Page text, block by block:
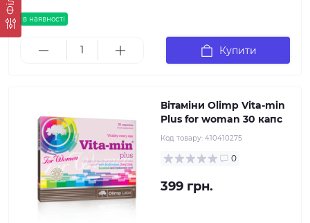
в наявності
Купити
Вітаміни Olimp Vita-min
Plus for woman 30 капс
Код товару: 410410275
0
399 грн.